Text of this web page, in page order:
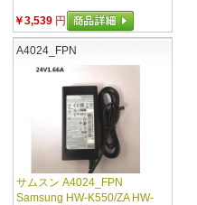
￥3,539 円
A4024_FPN
サムスン A4024_FPN
Samsung HW-K550/ZA HW-